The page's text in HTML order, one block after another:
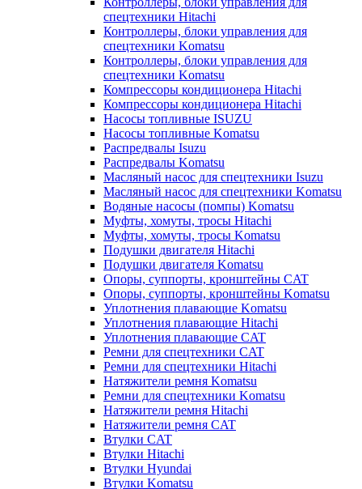
спецтехники Hitachi
Контроллеры, блоки управления для
спецтехники Komatsu
Контроллеры, блоки управления для
спецтехники Komatsu
Компрессоры кондиционера Hitachi
Компрессоры кондиционера Hitachi
Насосы топливные ISUZU
Насосы топливные Komatsu
Распредвалы Isuzu
Распредвалы Komatsu
Масляный насос для спецтехники Isuzu
Масляный насос для спецтехники Komatsu
Водяные насосы (помпы) Komatsu
Муфты, хомуты, тросы Hitachi
Муфты, хомуты, тросы Komatsu
Подушки двигателя Hitachi
Подушки двигателя Komatsu
Опоры, суппорты, кронштейны CAT
Опоры, суппорты, кронштейны Komatsu
Уплотнения плавающие Komatsu
Уплотнения плавающие Hitachi
Уплотнения плавающие CAT
Ремни для спецтехники CAT
Ремни для спецтехники Hitachi
Натяжители ремня Komatsu
Ремни для спецтехники Komatsu
Натяжители ремня Hitachi
Натяжители ремня CAT
Втулки CAT
Втулки Hitachi
Втулки Hyundai
Втулки Komatsu